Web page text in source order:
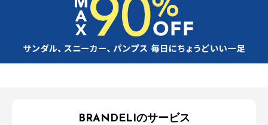
BRANDELIのサービス